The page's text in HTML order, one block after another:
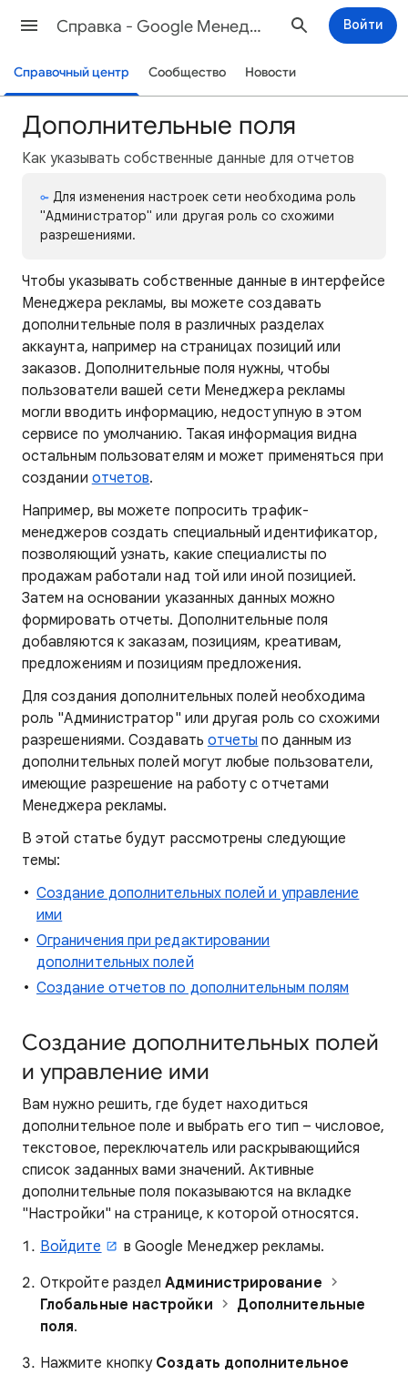
Cправка - Google Менеджер рекламы Войти
Справочный центр Сообщество Новости
Дополнительные поля
Как указывать собственные данные для отчетов
Для изменения настроек сети необходима роль
"Администратор" или другая роль со схожими
разрешениями.
Чтобы указывать собственные данные в интерфейсе
Менеджера рекламы, вы можете создавать
дополнительные поля в различных разделах
аккаунта, например на страницах позиций или
заказов. Дополнительные поля нужны, чтобы
пользователи вашей сети Менеджера рекламы
могли вводить информацию, недоступную в этом
сервисе по умолчанию. Такая информация видна
остальным пользователям и может применяться при
создании отчетов.
Например, вы можете попросить трафик-
менеджеров создать специальный идентификатор,
позволяющий узнать, какие специалисты по
продажам работали над той или иной позицией.
Затем на основании указанных данных можно
формировать отчеты. Дополнительные поля
добавляются к заказам, позициям, креативам,
предложениям и позициям предложения.
Для создания дополнительных полей необходима
роль "Администратор" или другая роль со схожими
разрешениями. Создавать отчеты по данным из
дополнительных полей могут любые пользователи,
имеющие разрешение на работу с отчетами
Менеджера рекламы.
В этой статье будут рассмотрены следующие
темы:
Создание дополнительных полей и управление
ими
Ограничения при редактировании
дополнительных полей
Создание отчетов по дополнительным полям
Создание дополнительных полей
и управление ими
Вам нужно решить, где будет находиться
дополнительное поле и выбрать его тип – числовое,
текстовое, переключатель или раскрывающийся
список заданных вами значений. Активные
дополнительные поля показываются на вкладке
"Настройки" на странице, к которой относятся.
Войдите
в Google Менеджер рекламы.
Откройте разделАдминистрирование
Глобальные настройки
Дополнительные
поля.
Нажмите кнопку Создать дополнительное